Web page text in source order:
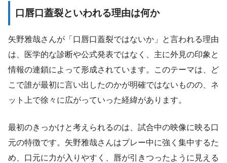
口唇口蓋裂といわれる理由は何か
矢野雅哉さんが「口唇口蓋裂ではないか」と言われる理由
は、医学的な診断や公式発表ではなく、主に外見の印象と
情報の連鎖によって形成されています。このテーマは、ど
こで誰が最初に言い出したのかが明確ではないものの、ネ
ット上で徐々に広がっていった経緯があります。
最初のきっかけと考えられるのは、試合中の映像に映る口
元の特徴です。矢野雅哉さんはプレー中に強く集中するた
め、口元に力が入りやすく、唇が引きつったように見える